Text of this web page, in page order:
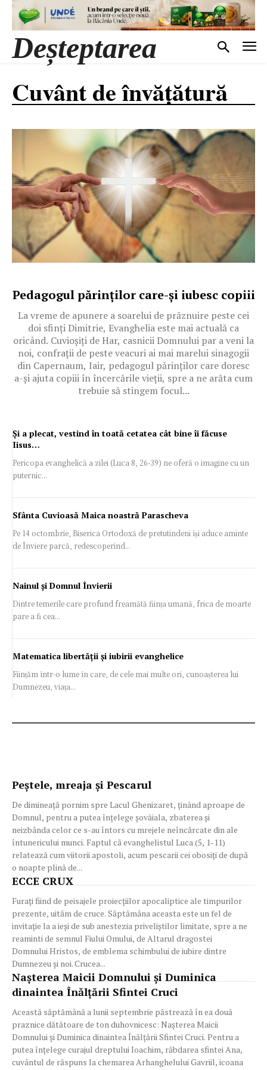
Deșteptarea
Cuvânt de învățătură
Pedagogul părinților care-și iubesc copiii
La vreme de apunere a soarelui de prăznuire peste cei
doi sfinți Dimitrie, Evanghelia este mai actuală ca
oricând. Cuvioșiți de Har, casnicii Domnului par a veni la
noi, confrații de peste veacuri ai mai marelui sinagogii
din Capernaum, Iair, pedagogul părinților care doresc
a-și ajuta ­copiii în încercările vieții, spre a ne arăta cum
trebuie să stingem focul...
Și a plecat, vestind în toată cetatea cât bine îi făcuse
Iisus…
Pericopa evanghelică a zilei (Luca 8, 26-39) ne oferă o imagine cu un
puternic...
Sfânta Cuvioasă Maica noastră Parascheva
Pe 14 octombrie, Biserica Or­todoxă de pretutindeni își aduce aminte
de Înviere parcă, redescoperind...
Nainul și Domnul Învierii
Dintre temerile care profund freamătă ființa umană, frica de moarte
pare a fi cea...
Matematica libertății și iubirii evanghelice
Ființăm într-o lume în care, de cele mai multe ori, cunoașterea lui
Dumnezeu, viața...
Peștele, mreaja și Pescarul
De dimineață pornim spre Lacul Ghenizaret, ținând aproape de
Domnul, pentru a putea înțelege șovăiala, zbaterea și
neizbânda celor ce s-au întors cu mrejele neîncărcate din ale
întunericului munci. Faptul că evanghelistul Luca (5, 1-11)
relatează cum viitorii apostoli, acum pescarii cei obosiți de după
o noapte plină de...
ECCE CRUX
Furați fiind de peisajele proiecțiilor apocaliptice ale timpurilor
prezente, uităm de cruce. Săptămâna aceasta este un fel de
invitație la a ieși de sub anestezia priveliștilor limitate, spre a ne
reaminti de semnul Fiului Omului, de Altarul dragostei
Domnului Hristos, de emblema schimbului de iubire dintre
Dumnezeu și noi. Crucea...
Nașterea Maicii Domnului și Duminica
dinaintea Înălțării Sfintei Cruci
Această săptămână a lunii septembrie păstrează în ea două
praznice dătătoare de ton duhovnicesc: Nașterea Maicii
Domnului și Duminica dinaintea Înălțării Sfintei Cruci. Pentru a
putea înțelege curajul dreptului Ioachim, răbdarea sfintei Ana,
cuvântul de răspuns la chemarea Arhanghelului Gavriil, icoana